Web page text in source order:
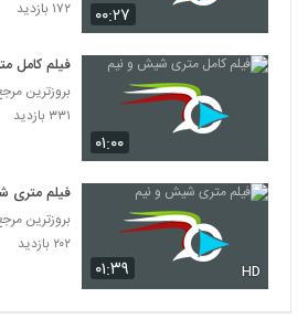
۰۰:۲۷
۱۷۲ بازدید
۰۱:۰۰
فیلم کامل
۳۳۱ بازدید
۰۱:۳۹ HD
فیلم متری
بروزترین
۲۰۲ بازدید